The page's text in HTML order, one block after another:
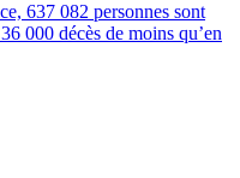
637 082 personnes sont
000 décès de moins qu’en